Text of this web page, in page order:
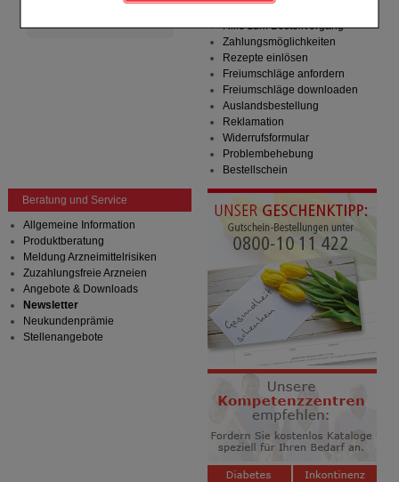
Einkaufserlebnis noch ansprechender zu gestalten,
beispielsweise für die Wiedererkennung des
Besuchers oder unsere Seite an bevorzugte
Verhaltensweisen (z.B. Spracheinstellung)
anzupassen. Komfort-Cookies ermöglichen es uns
auch auf Ihre Bedürfnisse zugeschrittene Inhalte
anzuzeigen und unser Partnerprogramm zu
Hierüber lassen sich
Informationen über die Art und Weise der Nutzung
unserer Website sammeln, mit deren Hilfe wir unsere
Website weiter für Sie optimieren können, den Inhalt
auf unserer Website aber auch die Werbung auf
Drittseiten möglichst relevant für Sie zu gestalten.
Bitte beachten Sie, dass Daten hierfür teilweise an
Dritte wie z.B. Google oder soziale Medien
übertragen werden.
Hilfe zum Bestellvorgang
Zahlungsmöglichkeiten
Rezepte einlösen
Freiumschläge anfordern
Freiumschläge downloaden
Auslandsbestellung
Reklamation
Widerrufsformular
Problembehebung
Bestellschein
Beratung und Service
Allgemeine Information
Produktberatung
Meldung Arzneimittelrisiken
Zuzahlungsfreie Arzneien
Angebote & Downloads
Newsletter
Neukundenprämie
Stellenangebote